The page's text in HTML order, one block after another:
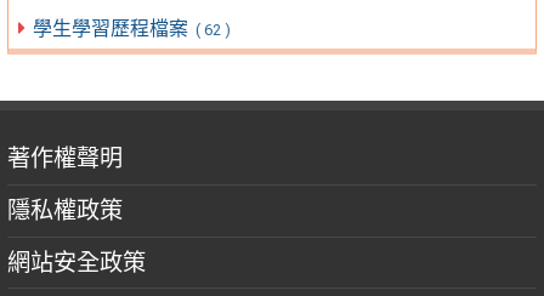
學生學習歷程檔案 ( 62 )
著作權聲明
隱私權政策
網站安全政策